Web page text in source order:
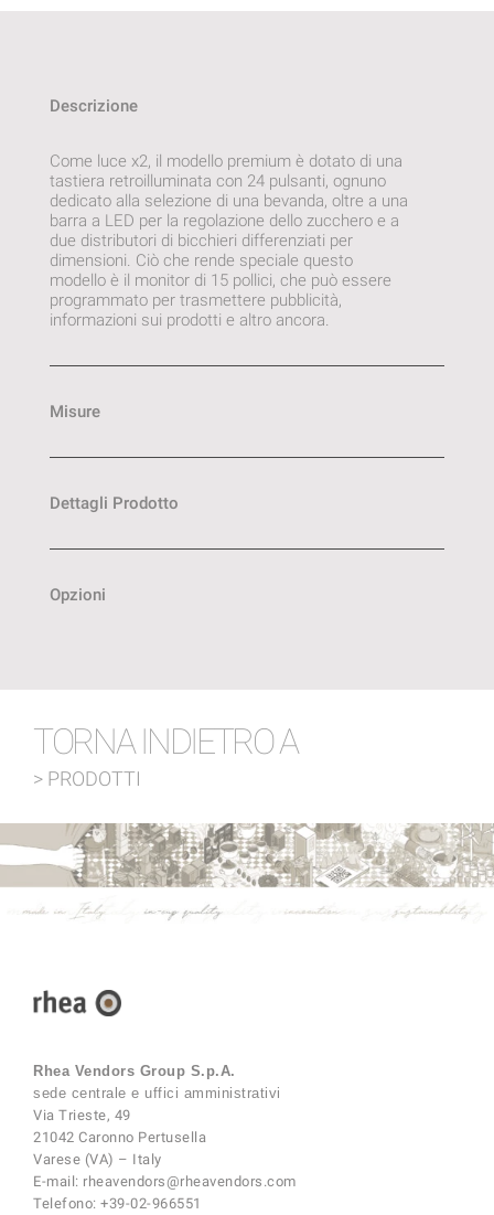
Descrizione
Come luce x2, il modello premium è dotato di una
tastiera retroilluminata con 24 pulsanti, ognuno
dedicato alla selezione di una bevanda, oltre a una
barra a LED per la regolazione dello zucchero e a
due distributori di bicchieri differenziati per
dimensioni. Ciò che rende speciale questo
modello è il monitor di 15 pollici, che può essere
programmato per trasmettere pubblicità,
informazioni sui prodotti e altro ancora.
Misure
Dettagli Prodotto
Opzioni
TORNA INDIETRO A
> PRODOTTI
Rhea Vendors Group S.p.A.
sede centrale e uffici amministrativi
Via Trieste, 49
21042 Caronno Pertusella
Varese (VA) – Italy
E-mail: rheavendors@rheavendors.com
Telefono: +39-02-966551